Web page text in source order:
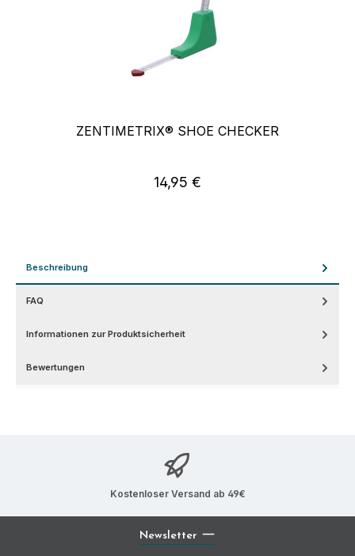
ZENTIMETRIX® SHOE CHECKER
Regulärer Preis:
14,95 €
Beschreibung
FAQ
Informationen zur Produktsicherheit
Bewertungen
Kostenloser Versand ab 49€
Newsletter